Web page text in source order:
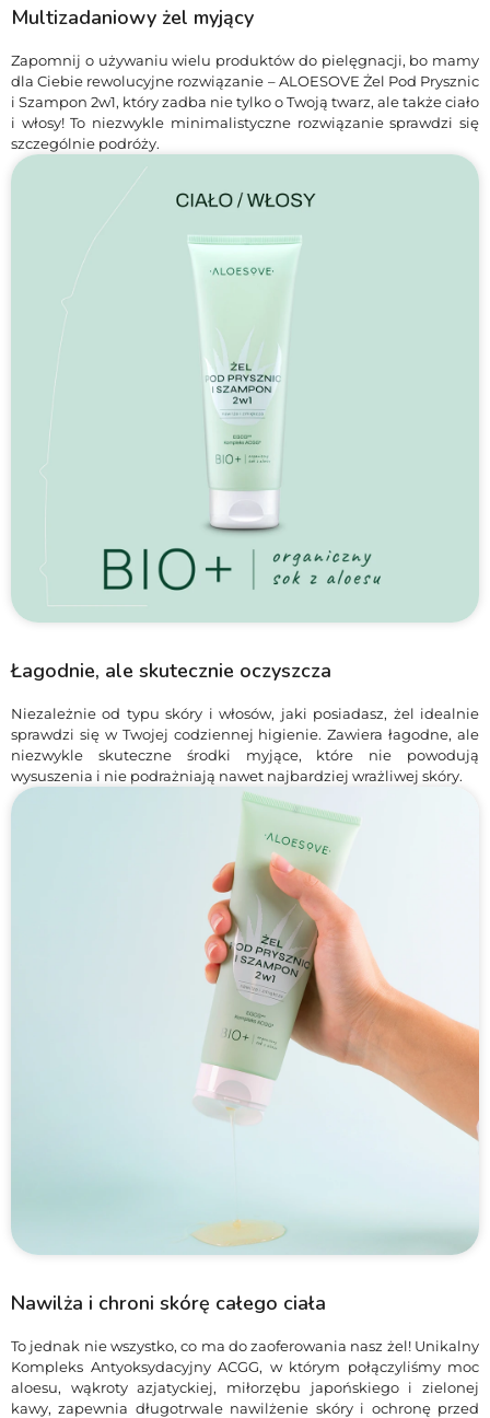
Multizadaniowy żel myjący
Zapomnij o używaniu wielu produktów do pielęgnacji, bo mamy
dla Ciebie rewolucyjne rozwiązanie – ALOESOVE Żel Pod Prysznic
i Szampon 2w1, który zadba nie tylko o Twoją twarz, ale także ciało
i włosy! To niezwykle minimalistyczne rozwiązanie sprawdzi się
szczególnie podróży.
Łagodnie, ale skutecznie oczyszcza
Niezależnie od typu skóry i włosów, jaki posiadasz, żel idealnie
sprawdzi się w Twojej codziennej higienie. Zawiera łagodne, ale
niezwykle skuteczne środki myjące, które nie powodują
wysuszenia i nie podrażniają nawet najbardziej wrażliwej skóry.
Nawilża i chroni skórę całego ciała
To jednak nie wszystko, co ma do zaoferowania nasz żel! Unikalny
Kompleks Antyoksydacyjny ACGG, w którym połączyliśmy moc
aloesu, wąkroty azjatyckiej, miłorzębu japońskiego i zielonej
kawy, zapewnia długotrwale nawilżenie skóry i ochronę przed